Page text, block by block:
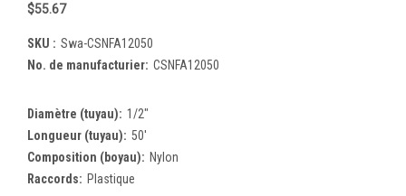
$55.67
SKU : Swa-CSNFA12050
No. de manufacturier: CSNFA12050
Diamètre (tuyau): 1/2"
Longueur (tuyau): 50'
Composition (boyau): Nylon
Raccords: Plastique